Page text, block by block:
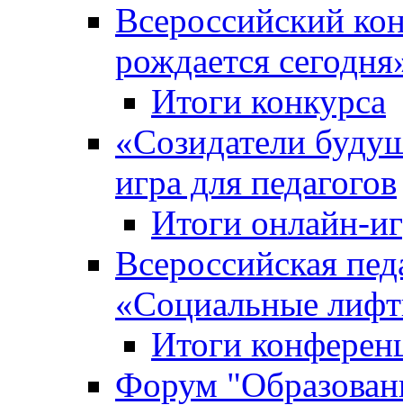
Всероссийский
рождается
Итоги конкурса
«Cозидатели
игра для педагогов
Итоги онлайн-
Всероссийская
«Cоциальные
Итоги
Форум